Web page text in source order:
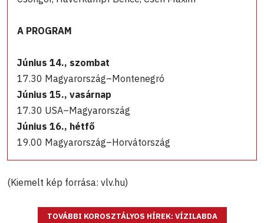
A PROGRAM
Június 14., szombat
17.30 Magyarország–Montenegró
Június 15., vasárnap
17.30 USA–Magyarország
Június 16., hétfő
19.00 Magyarország–Horvátország
(Kiemelt kép forrása: vlv.hu)
TOVÁBBI KOROSZTÁLYOS HÍREK: VÍZILABDA